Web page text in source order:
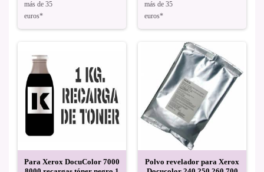
más de 35
euros*
más de 35
euros*
Para Xerox DocuColor 7000
Polvo revelador para Xerox